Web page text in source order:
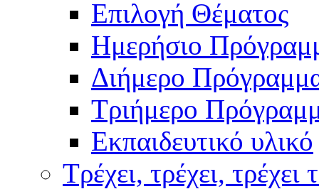
Επιλογή Θέματος
Ημερήσιο
Διήμερο
Τριήμερο
Εκπαιδευτικό υλικό
Τρέχει, τρέχει, τρέχει